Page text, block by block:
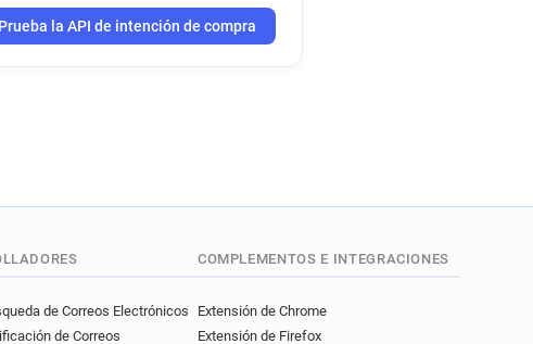
Prueba la API de intención de compra
de Correos Electrónicos
de Correos
COMPLEMENTOS E INTEGRACIONES
Extensión de Chrome
Extensión de Firefox